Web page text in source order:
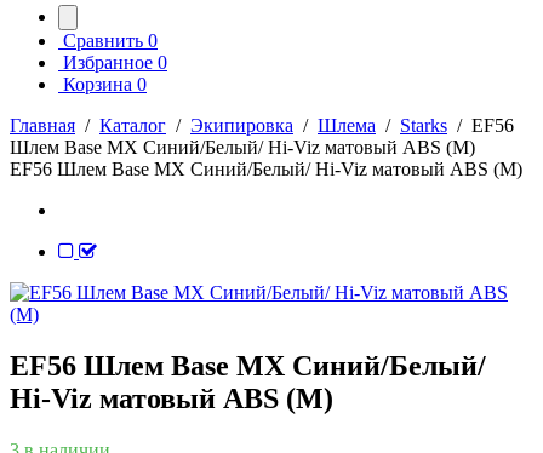
Сравнить 0
Избранное 0
Корзина 0
Главная / Каталог / Экипировка / Шлема / Starks / EF56
Шлем Base MX Синий/Белый/ Hi-Viz матовый ABS (M)
EF56 Шлем Base MX Синий/Белый/ Hi-Viz матовый ABS (M)
EF56 Шлем Base MX Синий/Белый/
Hi-Viz матовый ABS (M)